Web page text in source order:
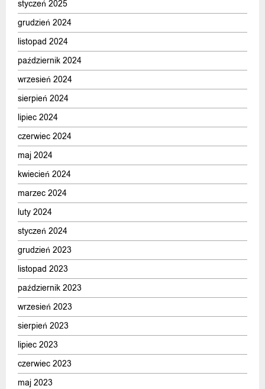
styczeń 2025
grudzień 2024
listopad 2024
październik 2024
wrzesień 2024
sierpień 2024
lipiec 2024
czerwiec 2024
maj 2024
kwiecień 2024
marzec 2024
luty 2024
styczeń 2024
grudzień 2023
listopad 2023
październik 2023
wrzesień 2023
sierpień 2023
lipiec 2023
czerwiec 2023
maj 2023